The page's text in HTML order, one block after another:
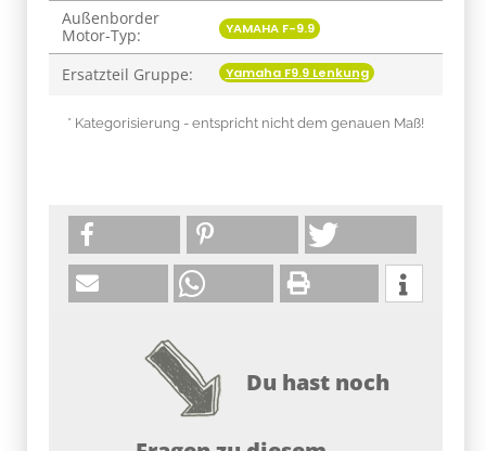
Produkteigenschaft
Wert
Außenborder
Motor-Typ:
YAMAHA F-9.9
Ersatzteil Gruppe: Yamaha F9.9 Lenkung
* Kategorisierung - entspricht nicht dem genauen Maß!
Du hast noch